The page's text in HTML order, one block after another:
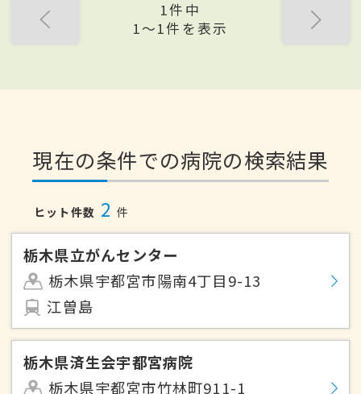
1件中
1〜1件を表示
現在の条件での病院の検索結果
ヒット件数 2 件
栃木県立がんセンター
栃木県宇都宮市陽南4丁目9-13
江曽島
栃木県済生会宇都宮病院
栃木県宇都宮市竹林町911-1